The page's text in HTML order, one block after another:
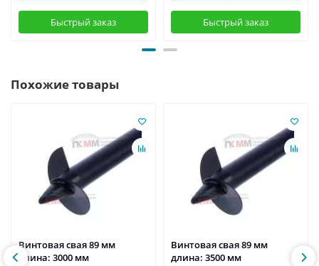
Быстрый заказ Быстрый заказ
Похожие товары
Винтовая свая 89 мм
длина: 3000 мм
Винтовая свая 89 мм
длина: 3500 мм